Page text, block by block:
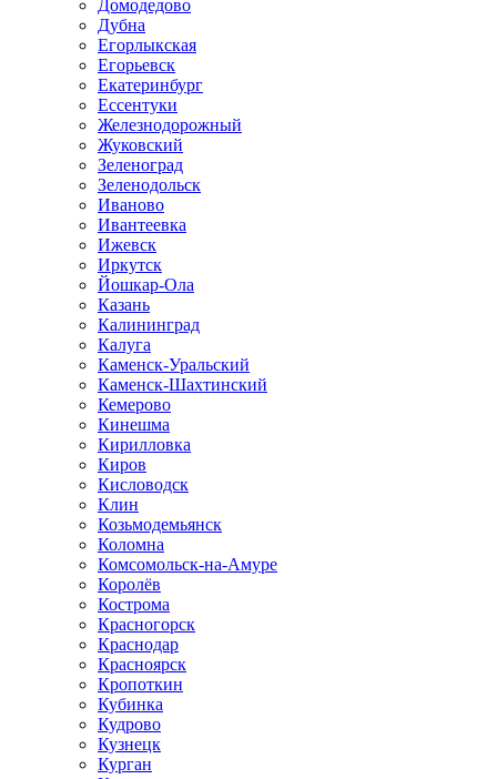
Домодедово
Дубна
Егорлыкская
Егорьевск
Екатеринбург
Ессентуки
Железнодорожный
Жуковский
Зеленоград
Зеленодольск
Иваново
Ивантеевка
Ижевск
Иркутск
Йошкар-Ола
Казань
Калининград
Калуга
Каменск-Уральский
Каменск-Шахтинский
Кемерово
Кинешма
Кирилловка
Киров
Кисловодск
Клин
Козьмодемьянск
Коломна
Комсомольск-на-Амуре
Королёв
Кострома
Красногорск
Краснодар
Красноярск
Кропоткин
Кубинка
Кудрово
Кузнецк
Курган